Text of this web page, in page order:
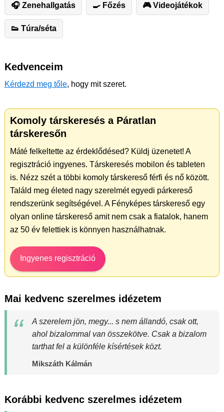
🎧 Zenehallgatás 🍳 Főzés 🎮 Videojátékok
👟 Túra/séta
Kedvenceim
Kérdezd meg tőle, hogy mit szeret.
Komoly társkeresés a Páratlan
társkeresőn
Máté felkeltette az érdeklődésed? Küldj üzenetet! A
regisztráció ingyenes. Társkeresés mobilon és tableten
is. Nézz szét a többi komoly társkereső férfi és nő között.
Találd meg életed nagy szerelmét egyedi párkereső
rendszerünk segítségével. A Fényképes társkereső egy
olyan online társkereső amit nem csak a fiatalok, hanem
az 50 év felettiek is könnyen használhatnak.
Ingyenes regisztráció
Mai kedvenc szerelmes idézetem
A szerelem jön, megy... s nem állandó, csak ott,
ahol bizalommal van összekötve. Csak a bizalom
tarthat fel a különféle kísértések közt.
Mikszáth Kálmán
Korábbi kedvenc szerelmes idézetem